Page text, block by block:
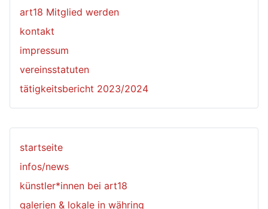
startseite
infos/news
künstler*innen bei art18
galerien & lokale in währing
art18 Mitglied werden
kontakt
impressum
vereinsstatuten
tätigkeitsbericht 2023/2024